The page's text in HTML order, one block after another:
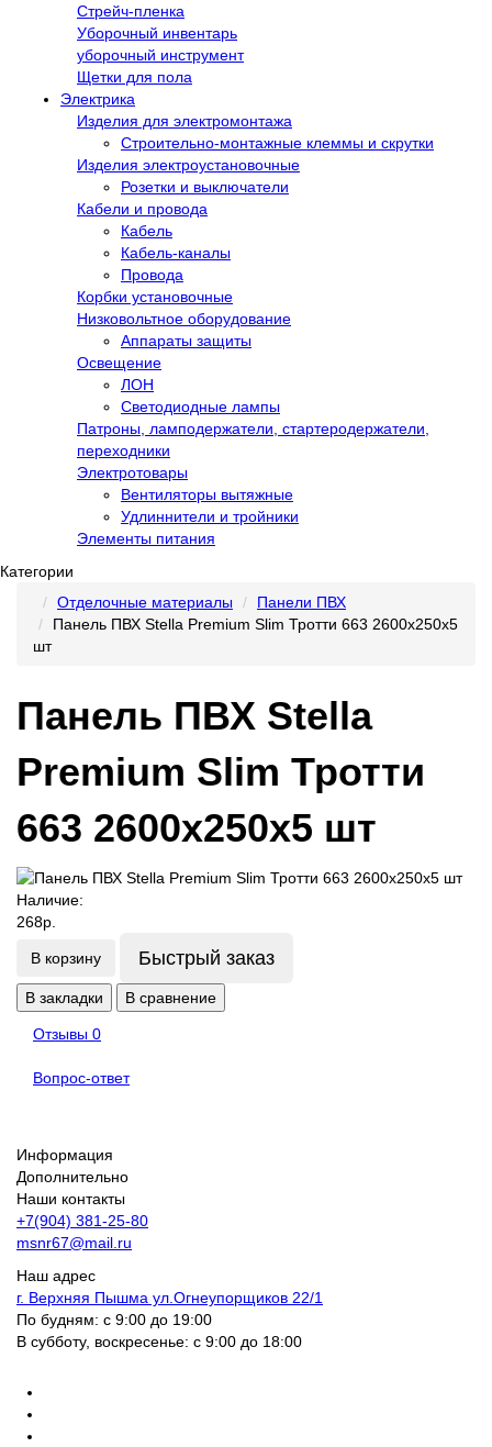
Стрейч-пленка
Уборочный инвентарь
уборочный инструмент
Щетки для пола
Электрика
Изделия для электромонтажа
Строительно-монтажные клеммы и скрутки
Изделия электроустановочные
Розетки и выключатели
Кабели и провода
Кабель
Кабель-каналы
Провода
Корбки установочные
Низковольтное оборудование
Аппараты защиты
Освещение
ЛОН
Светодиодные лампы
Патроны, ламподержатели, стартеродержатели,
переходники
Электротовары
Вентиляторы вытяжные
Удлиннители и тройники
Элементы питания
Категории
Отделочные материалы
Панели ПВХ
Панель ПВХ Stella Premium Slim Тротти 663 2600х250х5
шт
Панель ПВХ Stella
Premium Slim Тротти
663 2600х250х5 шт
Наличие:
268р.
В корзину Быстрый заказ
В закладки В сравнение
Отзывы 0
Вопрос-ответ
Информация
Дополнительно
Наши контакты
+7(904) 381-25-80
msnr67@mail.ru
Наш адрес
г. Верхняя Пышма ул.Огнеупорщиков 22/1
По будням: с 9:00 до 19:00
В субботу, воскресенье: с 9:00 до 18:00